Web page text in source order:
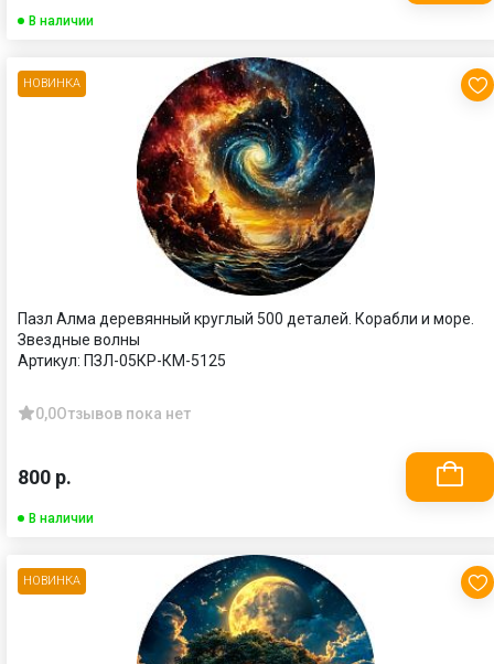
В наличии
НОВИНКА
Пазл Алма деревянный круглый 500 деталей. Корабли и море.
Звездные волны
Артикул: ПЗЛ-05КР-КМ-5125
0,0Отзывов пока нет
800 р.
В наличии
НОВИНКА